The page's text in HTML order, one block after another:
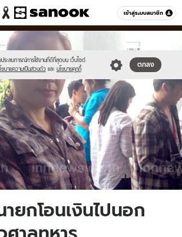
เข้าสู่ระบบสมาชิก
หมวดอื่นๆ
ประสบการณ์การใช้งานที่ดีที่สุดบน เว็บไซต์
ยบายความเป็นส่วนตัว และ นโยบายคุกกี้
ตกลง
logo-
366/1833830/633455-
ยกโอนเงินไปนอก